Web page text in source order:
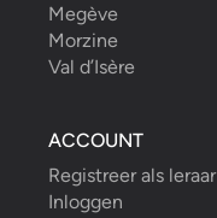
Megève
Morzine
Val d’Isère
ACCOUNT
Registreer als leraar
Inloggen